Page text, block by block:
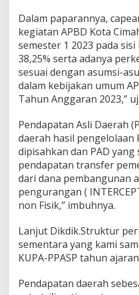
Dalam paparannya,
kegiatan APBD Kota
semester 1 2023 pada
38,25% serta adanya
sesuai dengan asumsi-
dalam kebijakan umum
Tahun Anggaran 2023,”
Pendapatan Asli Daerah
daerah hasil pengelolaan
dipisahkan dan PAD
pendapatan transfer
dari dana pembangunan
pengurangan (
non Fisik,” imbuhnya.
Lanjut Dikdik.Struktur
sementara yang kami
KUPA-PPASP tahun
Pendapatan daerah